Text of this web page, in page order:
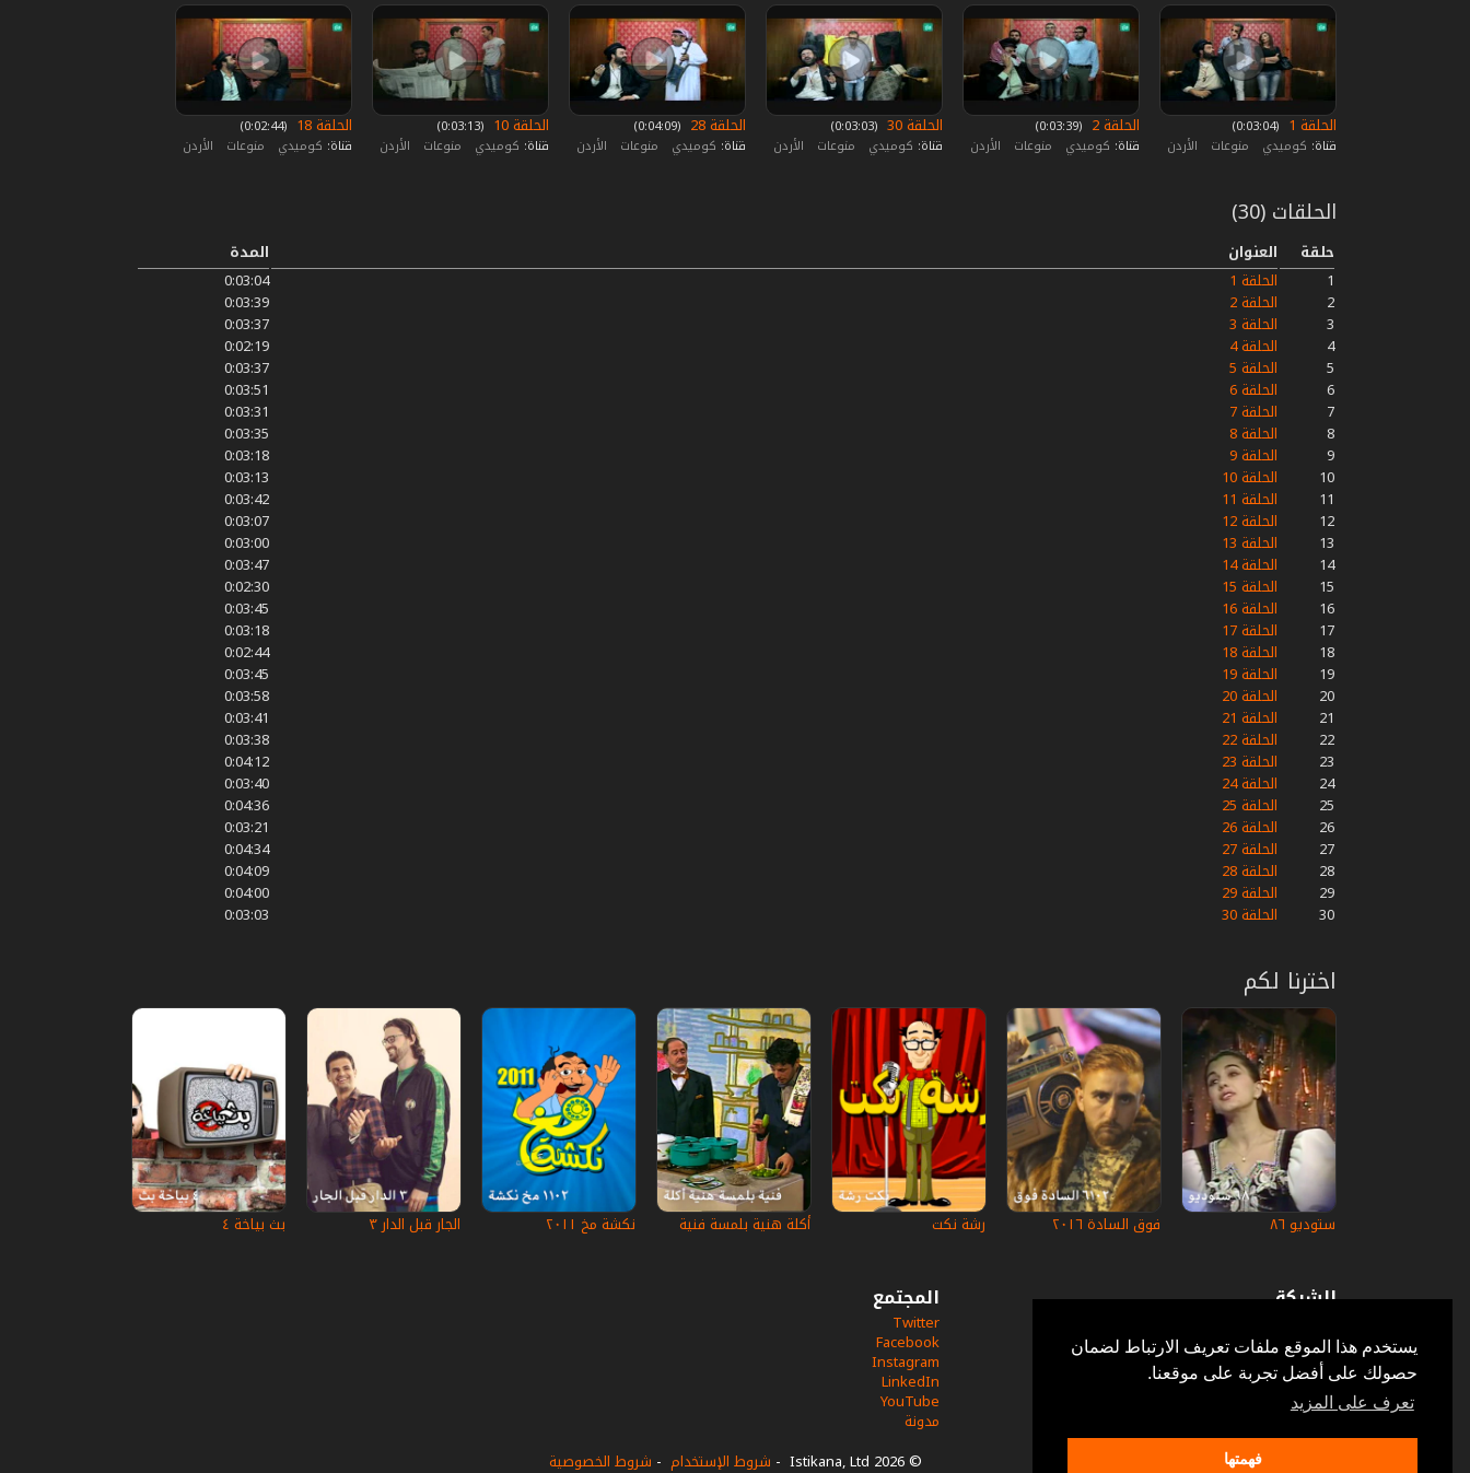
يستخدم هذا الموقع ملفات تعريف الارتباط لضمان
حصولك على أفضل تجربة على موقعنا.
تعرف على المزيد
فهمتها
الحلقة 1
‏ (0:03:04)
قناة: كوميدي منوعات الأردن
الحلقة 2
‏ (0:03:39)
قناة: كوميدي منوعات الأردن
الحلقة 30
‏ (0:03:03)
قناة: كوميدي منوعات الأردن
الحلقة 28
‏ (0:04:09)
قناة: كوميدي منوعات الأردن
الحلقة 10
‏ (0:03:13)
قناة: كوميدي منوعات الأردن
الحلقة 18
‏ (0:02:44)
قناة: كوميدي منوعات الأردن
الحلقات (30)
حلقة العنوان
المدة
1
الحلقة 1
0:03:04
2
الحلقة 2
0:03:39
3
الحلقة 3
0:03:37
4
الحلقة 4
0:02:19
5
الحلقة 5
0:03:37
6
الحلقة 6
0:03:51
7
الحلقة 7
0:03:31
8
الحلقة 8
0:03:35
9
الحلقة 9
0:03:18
10
الحلقة 10
0:03:13
11
الحلقة 11
0:03:42
12
الحلقة 12
0:03:07
13
الحلقة 13
0:03:00
14
الحلقة 14
0:03:47
15
الحلقة 15
0:02:30
16
الحلقة 16
0:03:45
17
الحلقة 17
0:03:18
18
الحلقة 18
0:02:44
19
الحلقة 19
0:03:45
20
الحلقة 20
0:03:58
21
الحلقة 21
0:03:41
22
الحلقة 22
0:03:38
23
الحلقة 23
0:04:12
24
الحلقة 24
0:03:40
25
الحلقة 25
0:04:36
26
الحلقة 26
0:03:21
27
الحلقة 27
0:04:34
28
الحلقة 28
0:04:09
29
الحلقة 29
0:04:00
30
الحلقة 30 0:03:03
اخترنا لكم
ستوديو ٨٦ فوق السادة ٢٠١٦ رشة نكت أكلة هنية بلمسة فنية نكشة مخ ٢٠١١ الجار قبل الدار ٣ بث بياخة ٤
الشركة
أسئلة وأجوبة
في الإعلام
خدمة الزبائن
إتصل بنا
المجتمع
Twitter
Facebook
Instagram
LinkedIn
YouTube
مدونة
© 2026 Istikana, Ltd
- شروط الإستخدام - شروط الخصوصية